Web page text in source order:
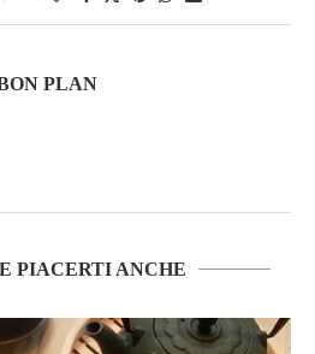
PLAN
PIACERTI ANCHE